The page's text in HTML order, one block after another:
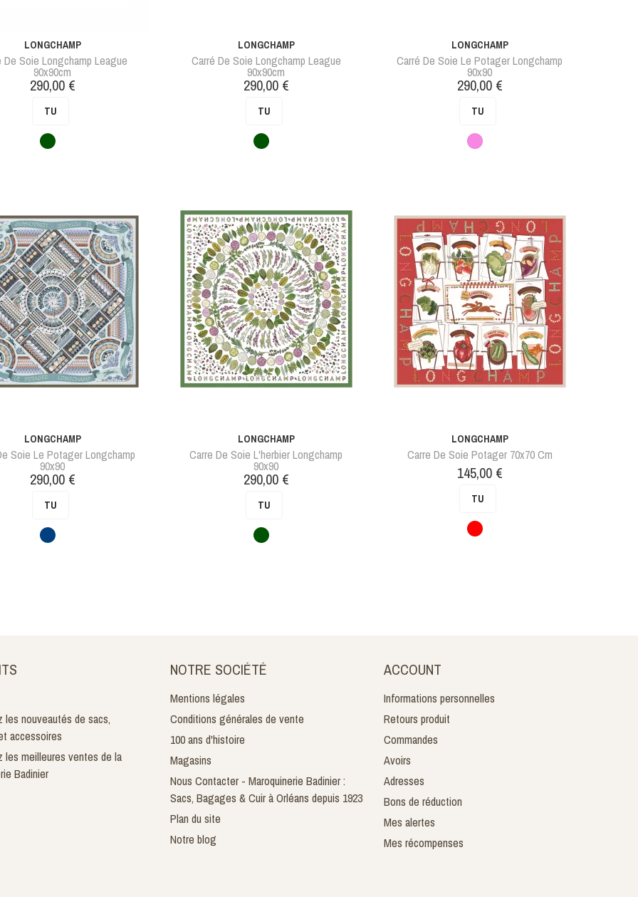
LONGCHAMP
De Soie Longchamp League
90x90cm
Prix
290,00 €
TU
Vert
LONGCHAMP
Carré De Soie Longchamp League
90x90cm
Prix
290,00 €
TU
Vert
LONGCHAMP
Carré De Soie Le Potager Longchamp
90x90
Prix
290,00 €
TU
Rose
LONGCHAMP
Soie Le Potager Longchamp
90x90
Prix
290,00 €
TU
Bleu
LONGCHAMP
Carre De Soie L'herbier Longchamp
90x90
Prix
290,00 €
TU
Vert
LONGCHAMP
Carre De Soie Potager 70x70 Cm
Prix
145,00 €
TU
Rouge
les nouveautés de sacs,
accessoires
les meilleures ventes de la
Badinier
NOTRE SOCIÉTÉ
Mentions légales
Conditions générales de vente
100 ans d'histoire
Magasins
Nous Contacter - Maroquinerie Badinier :
Sacs, Bagages & Cuir à Orléans depuis 1923
Plan du site
Notre blog
ACCOUNT
Informations personnelles
Retours produit
Commandes
Avoirs
Adresses
Bons de réduction
Mes alertes
Mes récompenses